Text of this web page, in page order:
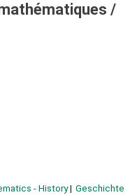
/
- History
Geschichte